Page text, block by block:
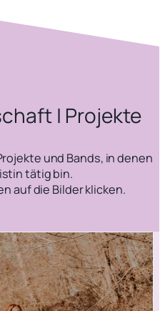
| Projekte
und Bands, in denen
tätig bin.
auf die Bilder klicken.